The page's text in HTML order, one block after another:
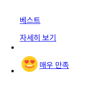
베스트
자세히 보기
매우 만족